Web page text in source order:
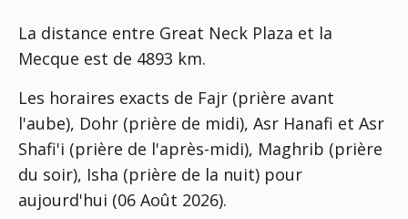
La distance entre Great Neck Plaza et la
Mecque est de 4893 km.
Les horaires exacts de Fajr (prière avant
l'aube), Dohr (prière de midi), Asr Hanafi et Asr
Shafi'i (prière de l'après-midi), Maghrib (prière
du soir), Isha (prière de la nuit) pour
aujourd'hui (06 Août 2026).